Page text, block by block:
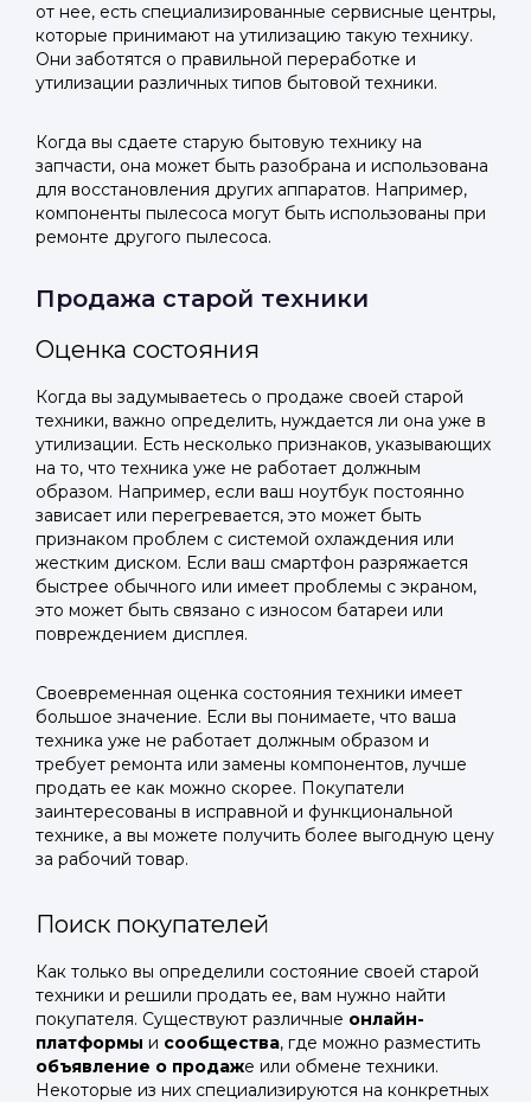
от нее, есть специализированные сервисные центры,
которые принимают на утилизацию такую технику.
Они заботятся о правильной переработке и
утилизации различных типов бытовой техники.
Когда вы сдаете старую бытовую технику на
запчасти, она может быть разобрана и использована
для восстановления других аппаратов. Например,
компоненты пылесоса могут быть использованы при
ремонте другого пылесоса.
Продажа старой техники
Оценка состояния
Когда вы задумываетесь о продаже своей старой
техники, важно определить, нуждается ли она уже в
утилизации. Есть несколько признаков, указывающих
на то, что техника уже не работает должным
образом. Например, если ваш ноутбук постоянно
зависает или перегревается, это может быть
признаком проблем с системой охлаждения или
жестким диском. Если ваш смартфон разряжается
быстрее обычного или имеет проблемы с экраном,
это может быть связано с износом батареи или
повреждением дисплея.
Своевременная оценка состояния техники имеет
большое значение. Если вы понимаете, что ваша
техника уже не работает должным образом и
требует ремонта или замены компонентов, лучше
продать ее как можно скорее. Покупатели
заинтересованы в исправной и функциональной
технике, а вы можете получить более выгодную цену
за рабочий товар.
Поиск покупателей
Как только вы определили состояние своей старой
техники и решили продать ее, вам нужно найти
покупателя. Существуют различные онлайн-
платформы и сообщества, где можно разместить
объявление о продаже или обмене техники.
Некоторые из них специализируются на конкретных